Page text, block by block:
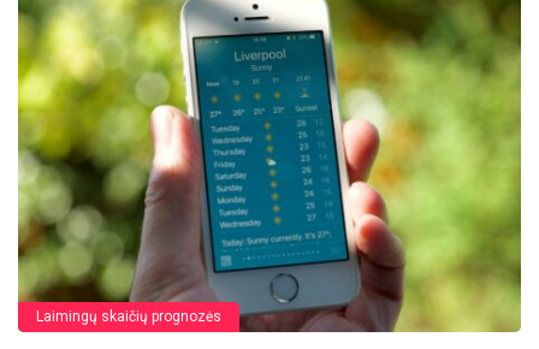
Laimingų skaičių prognozės